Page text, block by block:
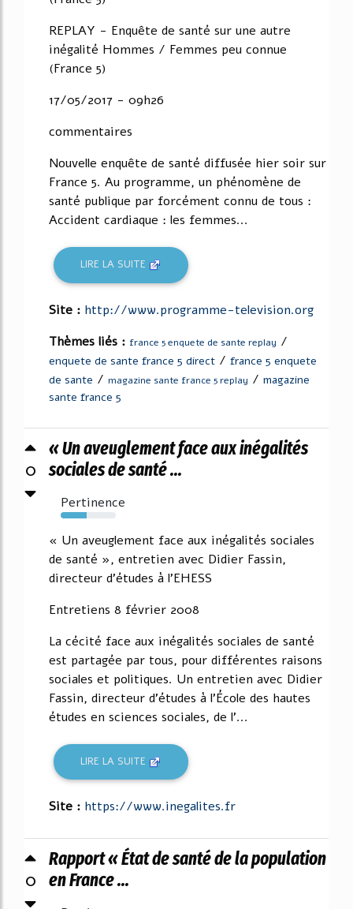
REPLAY - Enquête de santé sur une autre
inégalité Hommes / Femmes peu connue
(France 5)
17/05/2017 - 09h26
commentaires
Nouvelle enquête de santé diffusée hier soir sur
France 5. Au programme, un phénomène de
santé publique par forcément connu de tous :
Accident cardiaque : les femmes...
LIRE LA SUITE
Site : http://www.programme-television.org
Thèmes liés : france 5 enquete de sante replay /
enquete de sante france 5 direct / france 5 enquete
de sante / magazine sante france 5 replay / magazine
sante france 5
0
« Un aveuglement face aux inégalités
sociales de santé ...
Pertinence
47%
« Un aveuglement face aux inégalités sociales
de santé », entretien avec Didier Fassin,
directeur d'études à l'EHESS
Entretiens 8 février 2008
La cécité face aux inégalités sociales de santé
est partagée par tous, pour différentes raisons
sociales et politiques. Un entretien avec Didier
Fassin, directeur d'études à l'École des hautes
études en sciences sociales, de l'...
LIRE LA SUITE
Site : https://www.inegalites.fr
0
Rapport « État de santé de la population
en France ...